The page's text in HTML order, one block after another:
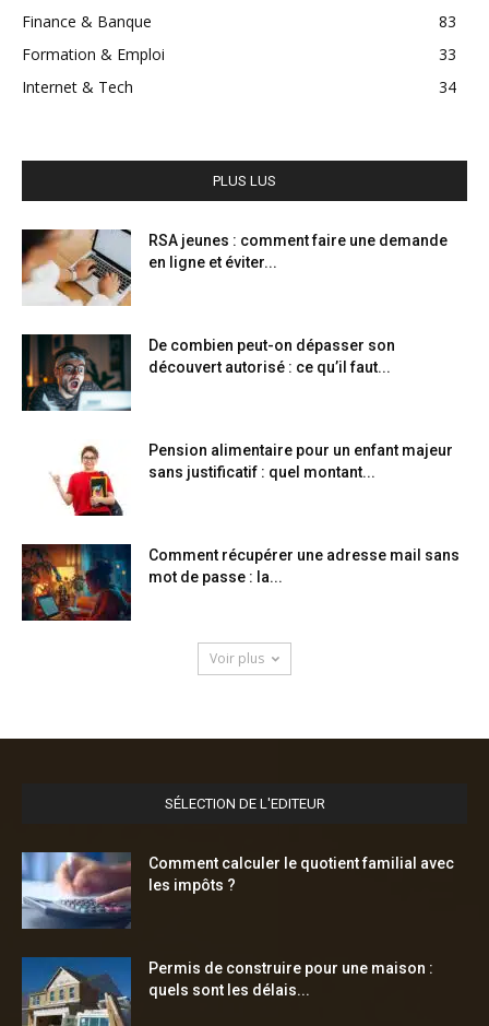
Finance & Banque
83
Formation & Emploi
33
Internet & Tech
34
PLUS LUS
RSA jeunes : comment faire une demande
en ligne et éviter...
De combien peut-on dépasser son
découvert autorisé : ce qu’il faut...
Pension alimentaire pour un enfant majeur
sans justificatif : quel montant...
Comment récupérer une adresse mail sans
mot de passe : la...
Voir plus
SÉLECTION DE L'EDITEUR
Comment calculer le quotient familial avec
les impôts ?
Permis de construire pour une maison :
quels sont les délais...